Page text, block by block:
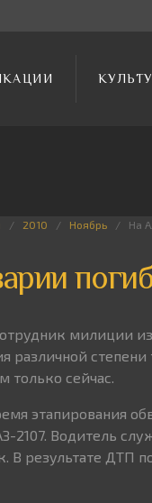
2010 Ноябрь На
милиции
различной
только сейчас.
этапирования
2107. Водитель
В результате ДТП